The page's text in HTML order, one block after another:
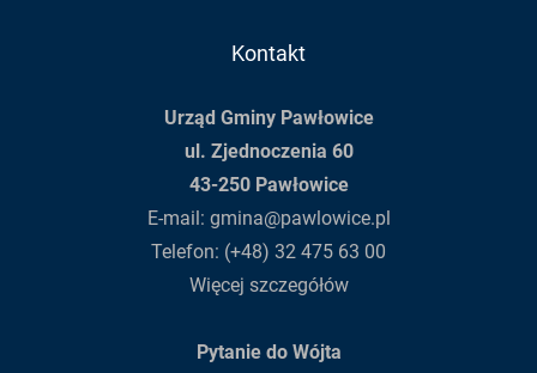
Kontakt
Urząd Gminy Pawłowice
ul. Zjednoczenia 60
43-250 Pawłowice
E-mail: gmina@pawlowice.pl
Telefon: (+48) 32 475 63 00
Więcej szczegółów
Pytanie do Wójta